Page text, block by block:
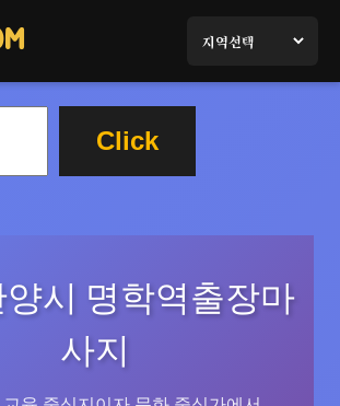
Click
시 명학역출장마
사지